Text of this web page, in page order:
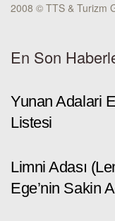
2008 © TTS & Turizm
En Son
Yunan Adalari
Listesi
Limni Adası
Ege’nin Sakin